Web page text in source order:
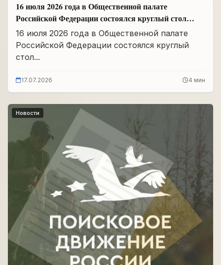
16 июля 2026 года в Общественной палате
Российской Федерации состоялся круглый стол
«Сохранение памяти о Героях подвига
самопожертвования и воспитание...
16 июля 2026 года в Общественной палате
Российской Федерации состоялся круглый
стол...
17.07.2026 4 мин
Новости